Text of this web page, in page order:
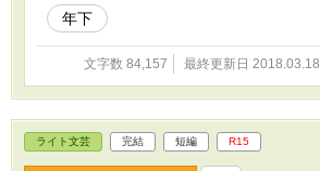
年下
文字数 84,157 最終更新日 2018.03.18
ライト文芸 完結 短編 R15